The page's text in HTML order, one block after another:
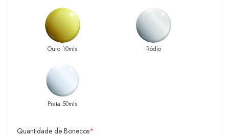
Ouro 10mls Ródio
Prata 50mls
Quantidade de Bonecos*